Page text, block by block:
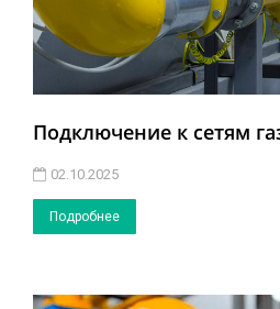
Подключение к сетям
02.10.2025
Подробнее